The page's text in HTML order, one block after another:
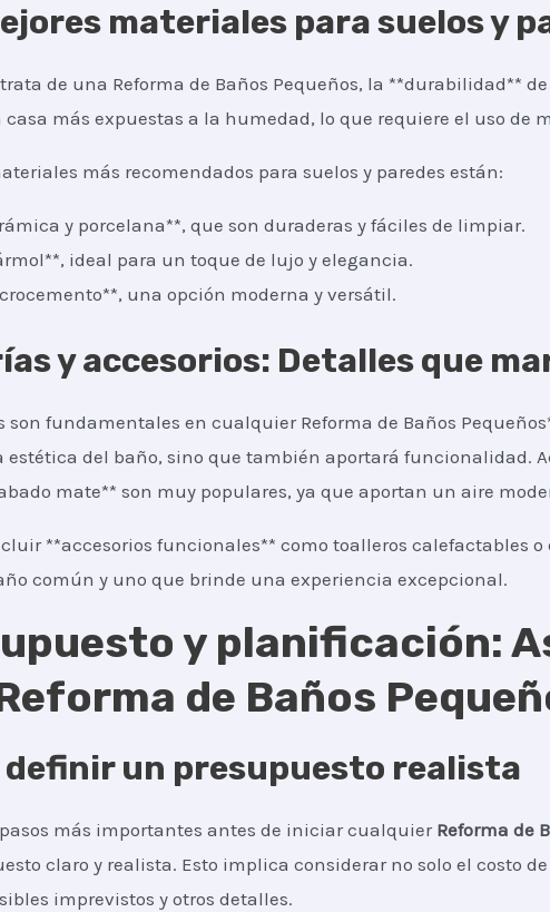
materiales para suelos y
de una Reforma de Baños Pequeños, la **durabilidad**
casa más expuestas a la humedad, lo que requiere el uso de
más recomendados para suelos y paredes están:
y porcelana**, que son duraderas y fáciles de limpiar.
ideal para un toque de lujo y elegancia.
una opción moderna y versátil.
y accesorios: Detalles que
son fundamentales en cualquier Reforma de Baños
estética del baño, sino que también aportará funcionalidad.
mate** son muy populares, ya que aportan un aire
**accesorios funcionales** como toalleros calefactables
común y uno que brinde una experiencia excepcional.
y planificación:
de Baños
definir un presupuesto realista
más importantes antes de iniciar cualquier Reforma de
claro y realista. Esto implica considerar no solo el costo
imprevistos y otros detalles.